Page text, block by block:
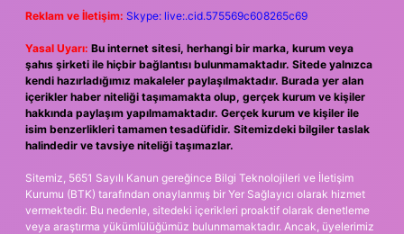
Reklam ve İletişim: Skype: live:.cid.575569c608265c69
Yasal Uyarı: Bu internet sitesi, herhangi bir marka, kurum veya
şahıs şirketi ile hiçbir bağlantısı bulunmamaktadır. Sitede yalnızca
kendi hazırladığımız makaleler paylaşılmaktadır. Burada yer alan
içerikler haber niteliği taşımamakta olup, gerçek kurum ve kişiler
hakkında paylaşım yapılmamaktadır. Gerçek kurum ve kişiler ile
isim benzerlikleri tamamen tesadüfidir. Sitemizdeki bilgiler taslak
halindedir ve tavsiye niteliği taşımazlar.
Sitemiz, 5651 Sayılı Kanun gereğince Bilgi Teknolojileri ve İletişim
Kurumu (BTK) tarafından onaylanmış bir Yer Sağlayıcı olarak hizmet
vermektedir. Bu nedenle, sitedeki içerikleri proaktif olarak denetleme
veya araştırma yükümlülüğümüz bulunmamaktadır. Ancak, üyelerimiz